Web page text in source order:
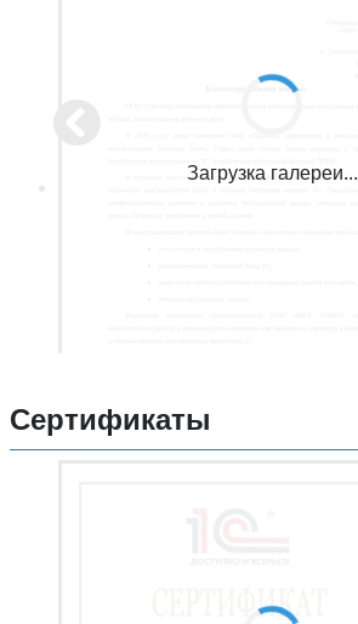
Загрузка галереи...
Сертификаты